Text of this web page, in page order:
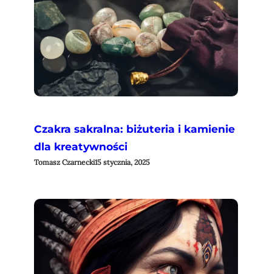
Czakra sakralna: biżuteria i kamienie
dla kreatywności
Tomasz Czarnecki15 stycznia, 2025